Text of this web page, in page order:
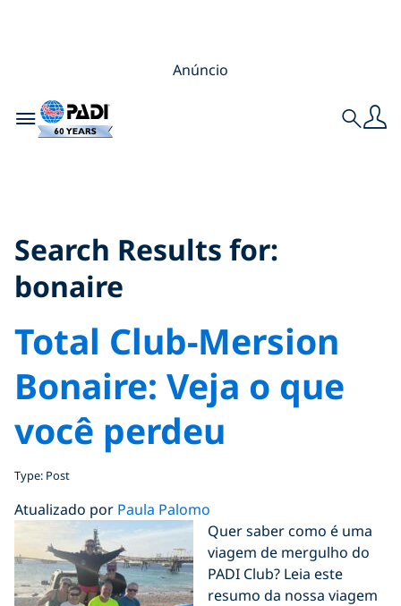
Anúncio
Toggle navigation Search
Search Results for:
bonaire
Total Club-Mersion
Bonaire: Veja o que
você perdeu
Type: Post
Atualizado por Paula Palomo
Quer saber como é uma
viagem de mergulho do
PADI Club? Leia este
resumo da nossa viagem